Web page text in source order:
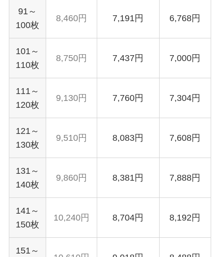
91～
100枚
8,460円 7,191円 6,768円
101～
110枚
8,750円 7,437円 7,000円
111～
120枚
9,130円 7,760円 7,304円
121～
130枚
9,510円 8,083円 7,608円
131～
140枚
9,860円 8,381円 7,888円
141～
150枚
10,240円 8,704円 8,192円
151～